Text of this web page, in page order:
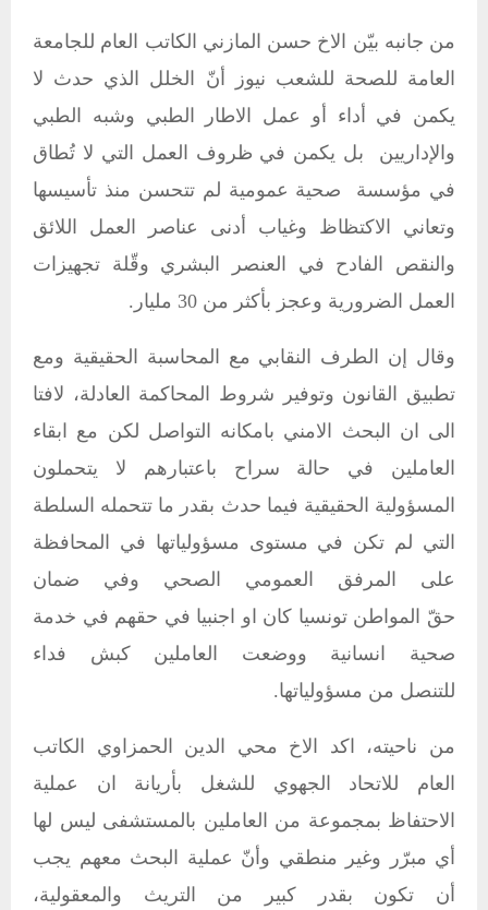
من جانبه بيّن الاخ حسن المازني الكاتب العام للجامعة
العامة للصحة للشعب نيوز أنّ الخلل الذي حدث لا
يكمن في أداء أو عمل الاطار الطبي وشبه الطبي
والإداريين بل يكمن في ظروف العمل التي لا تُطاق
في مؤسسة صحية عمومية لم تتحسن منذ تأسيسها
وتعاني الاكتظاظ وغياب أدنى عناصر العمل اللائق
والنقص الفادح في العنصر البشري وقّلة تجهيزات
العمل الضرورية وعجز بأكثر من 30 مليار.
وقال إن الطرف النقابي مع المحاسبة الحقيقية ومع
تطبيق القانون وتوفير شروط المحاكمة العادلة، لافتا
الى ان البحث الامني بامكانه التواصل لكن مع ابقاء
العاملين في حالة سراح باعتبارهم لا يتحملون
المسؤولية الحقيقية فيما حدث بقدر ما تتحمله السلطة
التي لم تكن في مستوى مسؤولياتها في المحافظة
على المرفق العمومي الصحي وفي ضمان
حقّ المواطن تونسيا كان او اجنبيا في حقهم في خدمة
صحية انسانية ووضعت العاملين كبش فداء
للتنصل من مسؤولياتها.
من ناحيته، اكد الاخ محي الدين الحمزاوي الكاتب
العام للاتحاد الجهوي للشغل بأريانة ان عملية
الاحتفاظ بمجموعة من العاملين بالمستشفى ليس لها
أي مبرّر وغير منطقي وأنّ عملية البحث معهم يجب
أن تكون بقدر كبير من التريث والمعقولية،